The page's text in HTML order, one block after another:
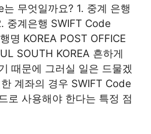
무엇일까요? 1. 중계 은행
중계은행 SWIFT Code
명 KOREA POST OFFICE
SOUTH KOREA 흔하게
때문에 그러실 일은 드물겠
계좌의 경우 SWIFT Code
로 사용해야 한다는 특정 점